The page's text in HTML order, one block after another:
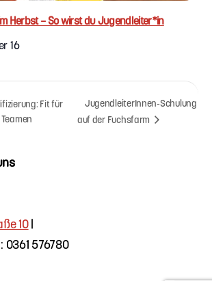
Herbst – So wirst du Jugendleiter*in
16
Fit für
JugendleiterInnen-Schulung
auf der Fuchsfarm
10|
0361 576780